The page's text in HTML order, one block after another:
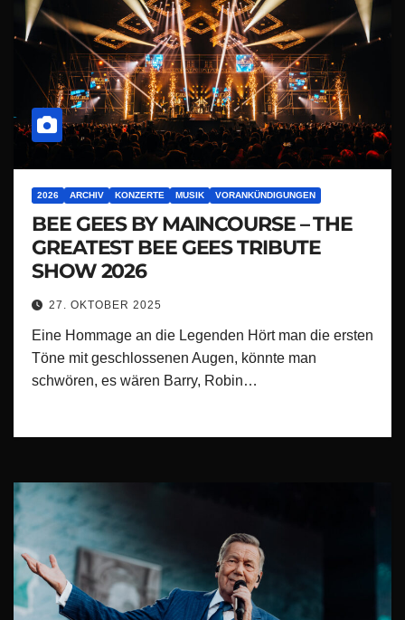
2026 ARCHIV KONZERTE MUSIK VORANKÜNDIGUNGEN
BEE GEES BY MAINCOURSE – THE
GREATEST BEE GEES TRIBUTE
SHOW 2026
27. OKTOBER 2025
Eine Hommage an die Legenden Hört man die ersten
Töne mit geschlossenen Augen, könnte man
schwören, es wären Barry, Robin…